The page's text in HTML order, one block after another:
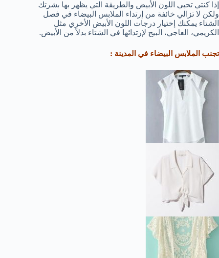
إذا كنتي تحبي اللون الأبيض والطريقة التي يظهر بها بشرتك
ولكن لا تزالي خائفة من إرتداء الملابس البيضاء في فصل
الشتاء يمكنك إختيار درجات اللون الأبيض الأخري مثل
الكريمي، العاجي، البيج لإرتدائها في الشتاء بدلاً من الأبيض.
تجنب الملابس البيضاء في المدينة :